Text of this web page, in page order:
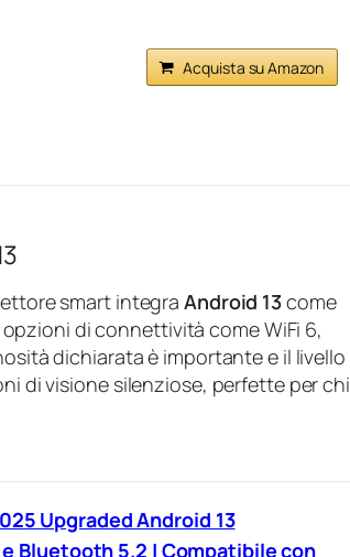
Acquista su Amazon
smart integraAndroid 13come
di connettività come WiFi 6,
dichiarata è importante e il livello
di visione silenziose, perfette per chi
Upgraded Android 13
Bluetooth 5.2 | Compatibile con